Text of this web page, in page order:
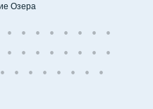
Озера